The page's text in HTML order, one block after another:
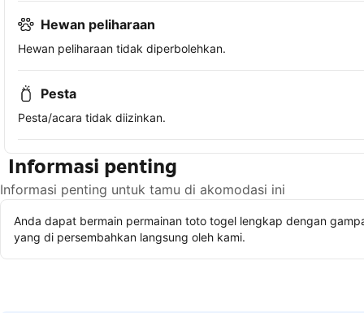
Hewan peliharaan
Hewan peliharaan tidak diperbolehkan.
Pesta
Pesta/acara tidak diizinkan.
Informasi penting
Informasi penting untuk tamu di akomodasi ini
Anda dapat bermain permainan toto togel lengkap dengan
yang di persembahkan langsung oleh kami.